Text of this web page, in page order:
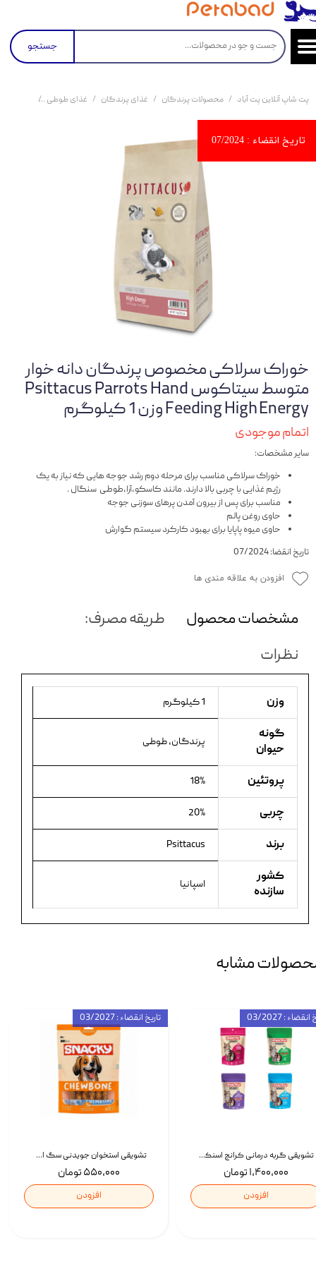
جستجو
پت شاپ آنلاین پت آباد محصولات پرندگان غذای پرندگان غذای طوطی
خوراک سرلاکی مخصوص پرندگان دانه خوار
متوسط سیتاکوس Psittacus Parrots Hand
Feeding High Energy وزن 1 کیلوگرم
اتمام موجودی
سایر مشخصات:
خوراک سرلاکی مناسب برای مرحله دوم رشد جوجه هایی که نیاز به یک
رژیم غذایی با چربی بالا دارند. مانند کاسکو،آرا،طوطی سنگال .
مناسب برای پس از بیرون آمدن پرهای سوزنی جوجه
حاوی روغن پالم
حاوی میوه پاپایا برای بهبود کارکرد سیستم گوارش
تاریخ انقضا: 07/2024
افزودن به علاقه مندی ها
مشخصات محصول
طریقه مصرف:
نظرات
وزن 1 کیلوگرم
گونه
حیوان
پرندگان،‌ طوطی
پروتئین 18%
چربی 20%
برند Psittacus
کشور
سازنده
اسپانیا
مشابه
تشویقی استخوان جویدنی سگ اسنکی کرانچی با طعم مرغ Snacky Crunchy Munchy وزن 100 گرم
۵۵۰,۰۰۰ تومان
افزودن
تاریخ انقضاء : 03/2027
تشویقی گربه درمانی کرانچ اسنکی با طعم میکس Snacky Crunch Cat Treats وزن 60 گرم بسته 4 عددی
۱,۴۰۰,۰۰۰ تومان
افزودن
: 03/2027